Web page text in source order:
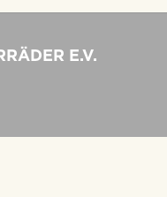
E.V.